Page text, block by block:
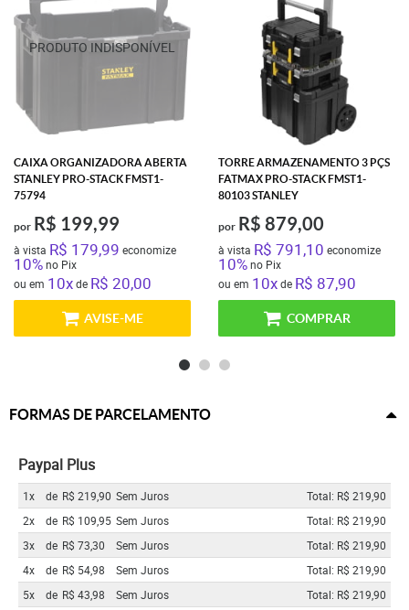
CAIXA ORGANIZADORA ABERTA
STANLEY PRO-STACK FMST1-
75794
por R$ 199,99
à vista R$ 179,99 economize
10%no Pix
ou em 10xde R$ 20,00
AVISE-ME
TORRE ARMAZENAMENTO 3 PÇS
FATMAX PRO-STACK FMST1-
80103 STANLEY
por R$ 879,00
à vista R$ 791,10 economize
10%no Pix
ou em 10xde R$ 87,90
COMPRAR
FORMAS DE PARCELAMENTO
Paypal Plus
1x de R$ 219,90 Sem Juros
Total: R$ 219,90
2x
de R$ 109,95 Sem Juros
Total: R$ 219,90
3x
de R$ 73,30 Sem Juros
Total: R$ 219,90
4x
de R$ 54,98 Sem Juros
Total: R$ 219,90
5x
de R$ 43,98 Sem Juros
Total: R$ 219,90